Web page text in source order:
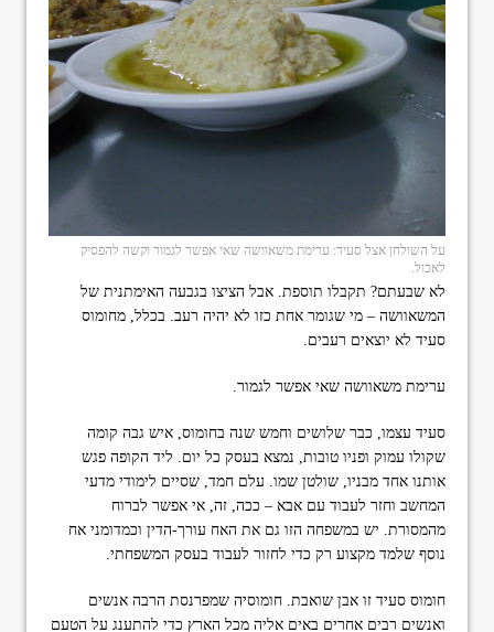
על השולחן אצל סעיד: ערימת משאוושה שאי אפשר לגמור וקשה להפסיק
לאכול.
לא שבעתם? תקבלו תוספת. אבל הציצו בגבעה האימתנית של
המשאוושה – מי שגומר אחת כזו לא יהיה רעב. בכלל, מחומוס
סעיד לא יוצאים רעבים.
ערימת משאוושה שאי אפשר לגמור.
סעיד עצמו, כבר שלושים וחמש שנה בחומוס, איש גבה קומה
שקולו עמוק ופניו טובות, נמצא בעסק כל יום. ליד הקופה פגש
אותנו אחד מבניו, שולטן שמו. עלם חמד, שסיים לימודי מדעי
המחשב וחזר לעבוד עם אבא – ככה, זה, אי אפשר לברוח
מהמסורת. יש במשפחה הזו גם את האח עורך-הדין וכמדומני אח
נוסף שלמד מקצוע רק כדי לחזור לעבוד בעסק המשפחתי.
חומוס סעיד זו אבן שואבת. חומוסיה שמפרנסת הרבה אנשים
ואנשים רבים אחרים באים אליה מכל הארץ כדי להתענג על הטעם